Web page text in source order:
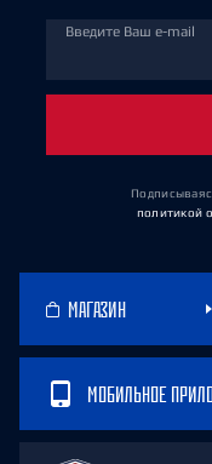
Введите Ваш e-mail
политикой
МАГАЗИН
МОБИЛЬНОЕ